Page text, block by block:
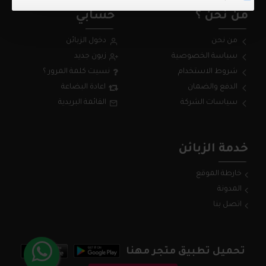
من نحن ؟
من نحن
سياسة الخصوصية
شروط الاستخدام
الدفع والضمان
سياسات الشركة
حسابي
دخول الزبائن
زبون جديد
نسيت كلمة المرور ؟
اعادة البضاعة
القائمة البريدية
خدمة الزبائن
خارطة الموقع
المدونة
اتصل بنا
تحميل تطبيق متجر مهنا